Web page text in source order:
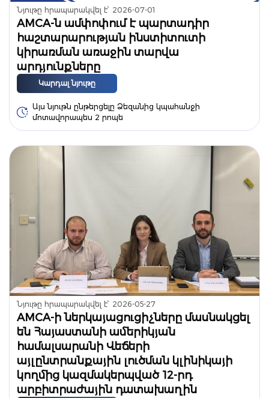
Նյութը հրապարակվել է՝ 2026-07-01
AMCA-ն ամփոփում է պարտադիր
հաշտարարության ինստիտուտի
կիրառման առաջին տարվա
արդյունքները
Կարդալ նյութը
Այս նյութն ընթերցելը Ձեզանից կպահանջի
մոտավորապես 2 րոպե
Նյութը հրապարակվել է՝ 2026-05-27
AMCA-ի ներկայացուցիչները մասնակցել
են Հայաստանի ամերիկյան
համալսարանի Վեճերի
այլընտրանքային լուծման կլինիկայի
կողմից կազմակերպված 12-րդ
արբիտրաժային դատախաղին